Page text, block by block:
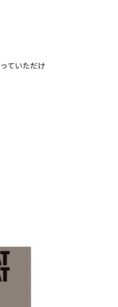
ていただけ